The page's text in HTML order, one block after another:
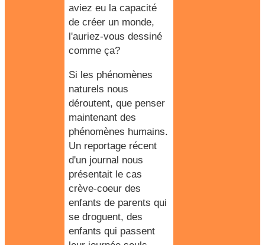
aviez eu la capacité
de créer un monde,
l'auriez-vous dessiné
comme ça?
Si les phénomènes
naturels nous
déroutent, que penser
maintenant des
phénomènes humains.
Un reportage récent
d'un journal nous
présentait le cas
crève-coeur des
enfants de parents qui
se droguent, des
enfants qui passent